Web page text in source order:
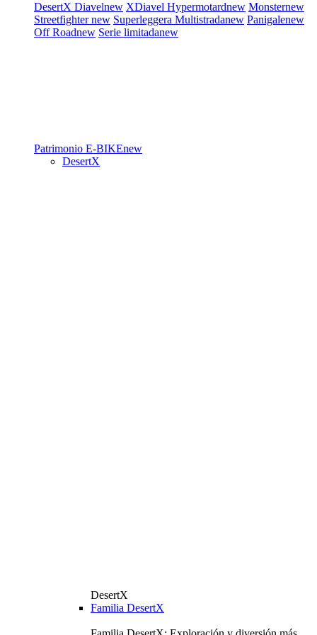
DesertX Diavelnew XDiavel Hypermotardnew Monsternew
Streetfighternew Superleggera Multistradanew Panigalenew
Off Roadnew Serie limitadanew
Patrimonio E-BIKEnew
DesertX
DesertX
Familia DesertX